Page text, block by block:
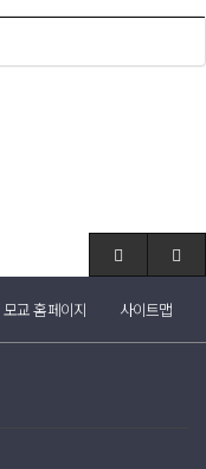
모교 홈페이지 사이트맵